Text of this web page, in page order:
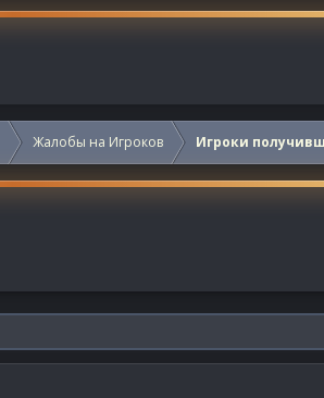
Жалобы на Игроков Игроки